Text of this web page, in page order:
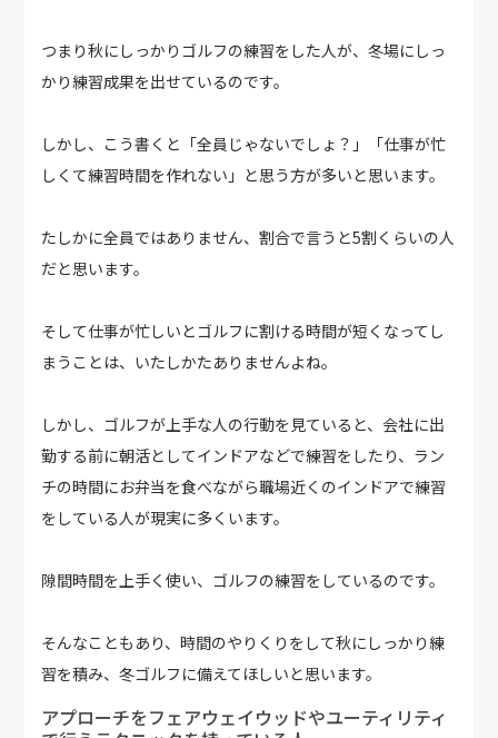
つまり秋にしっかりゴルフの練習をした人が、冬場にしっ
かり練習成果を出せているのです。
しかし、こう書くと「全員じゃないでしょ？」「仕事が忙
しくて練習時間を作れない」と思う方が多いと思います。
たしかに全員ではありません、割合で言うと5割くらいの人
だと思います。
そして仕事が忙しいとゴルフに割ける時間が短くなってし
まうことは、いたしかたありませんよね。
しかし、ゴルフが上手な人の行動を見ていると、会社に出
勤する前に朝活としてインドアなどで練習をしたり、ラン
チの時間にお弁当を食べながら職場近くのインドアで練習
をしている人が現実に多くいます。
隙間時間を上手く使い、ゴルフの練習をしているのです。
そんなこともあり、時間のやりくりをして秋にしっかり練
習を積み、冬ゴルフに備えてほしいと思います。
アプローチをフェアウェイウッドやユーティリティ